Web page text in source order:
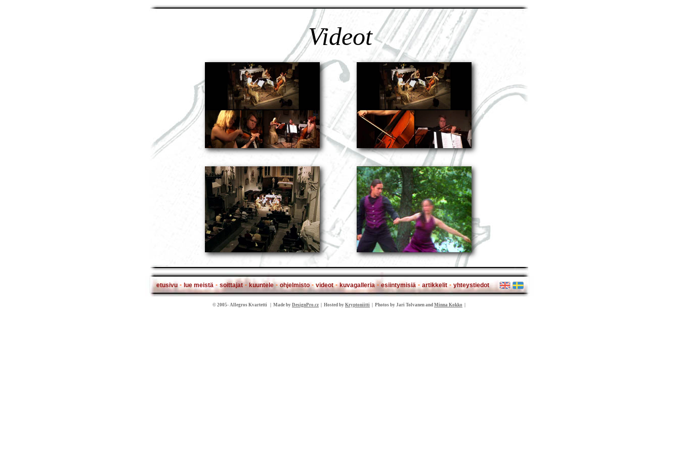
Videot
etusivu - lue meistä - soittajat - kuuntele - ohjelmisto - videot - kuvagalleria - esiintymisiä - artikkelit - yhteystiedot
© 2005- Allegros Kvartetti | Made by DesignPro.cz | Hosted by Kryptoniitti | Photos by Jari Tolvanen and Minna Kokko